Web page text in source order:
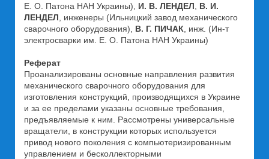
Е. О. Патона НАН Украины), И. В. ЛЕНДЕЛ
В. И.
ЛЕНДЕЛ , инженеры (Ильницкий завод механического
сварочного оборудования), В. Г. ПИЧАК , инж. (Ин-т
электросварки им. Е. О. Патона НАН Украины)
Реферат
Проанализированы основные направления развития
механического сварочного оборудования для
изготовления конструкций, производящихся в Украине
и за ее пределами указаны основные требования,
предъявляемые к ним. Рассмотрены универсальные
вращатели, в конструкции которых используется
привод нового поколения с компьютеризированным
управлением и бесколлекторными